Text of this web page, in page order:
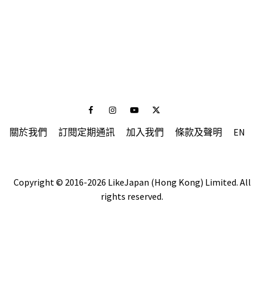
FacebookInstagramYoutubeTwitter
關於我們 訂閱定期通訊 加入我們 條款及聲明 EN
Copyright © 2016-2026 LikeJapan (Hong Kong) Limited. All
rights reserved.